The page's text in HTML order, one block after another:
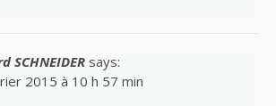
SCHNEIDER says:
2015 à 10 h 57 min